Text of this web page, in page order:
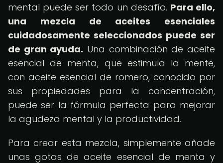
mental puede ser todo un desafío. Para ello,
una mezcla de aceites esenciales
cuidadosamente seleccionados puede ser
de gran ayuda. Una combinación de aceite
esencial de menta, que estimula la mente,
con aceite esencial de romero, conocido por
sus propiedades para la concentración,
puede ser la fórmula perfecta para mejorar
la agudeza mental y la productividad.
Para crear esta mezcla, simplemente añade
unas gotas de aceite esencial de menta y